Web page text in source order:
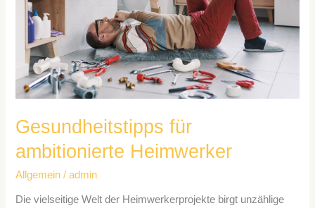
Gesundheitstipps für
ambitionierte Heimwerker
Allgemein /admin
Die vielseitige Welt der Heimwerkerprojekte birgt unzählige